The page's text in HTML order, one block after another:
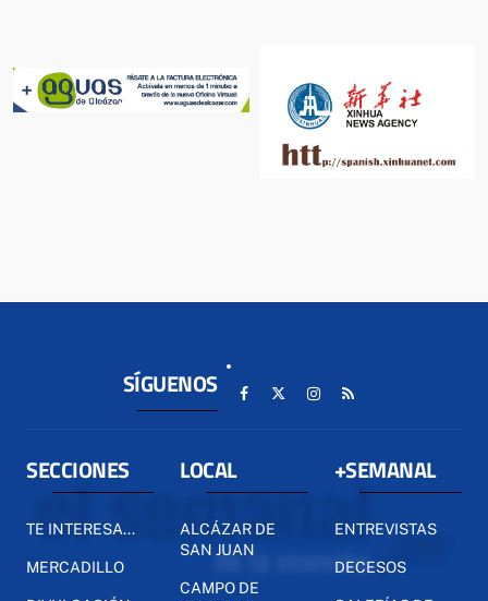
SÍGUENOS
SECCIONES
TE INTERESA...
MERCADILLO
LOCAL
ALCÁZAR DE
SAN JUAN
CAMPO DE
+SEMANAL
ENTREVISTAS
DECESOS